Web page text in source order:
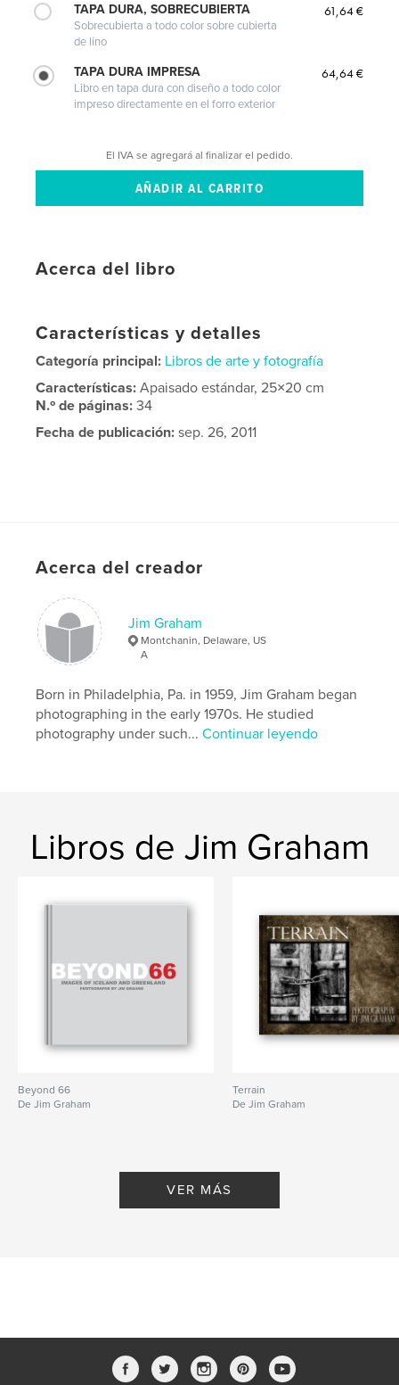
TAPA DURA, SOBRECUBIERTA
Sobrecubierta a todo color sobre cubierta
de lino
61,64 €
TAPA DURA IMPRESA
Libro en tapa dura con diseño a todo color
impreso directamente en el forro exterior
64,64 €
El IVA se agregará al finalizar el pedido.
Acerca del libro
Características y detalles
Categoría principal: Libros de arte y fotografía
Características:Apaisado estándar, 25×20 cm
N.º de páginas:34
Fecha de publicación: sep. 26, 2011
Acerca del creador
Jim Graham
Montchanin, Delaware, US
A
Born in Philadelphia, Pa. in 1959, Jim Graham began
photographing in the early 1970s. He studied
photography under such...Continuar leyendo
Libros de Jim Graham
Beyond 66
De Jim Graham
Terrain
De Jim Graham
VER MÁS